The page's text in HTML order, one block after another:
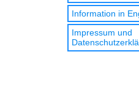
Information in
Impressum und